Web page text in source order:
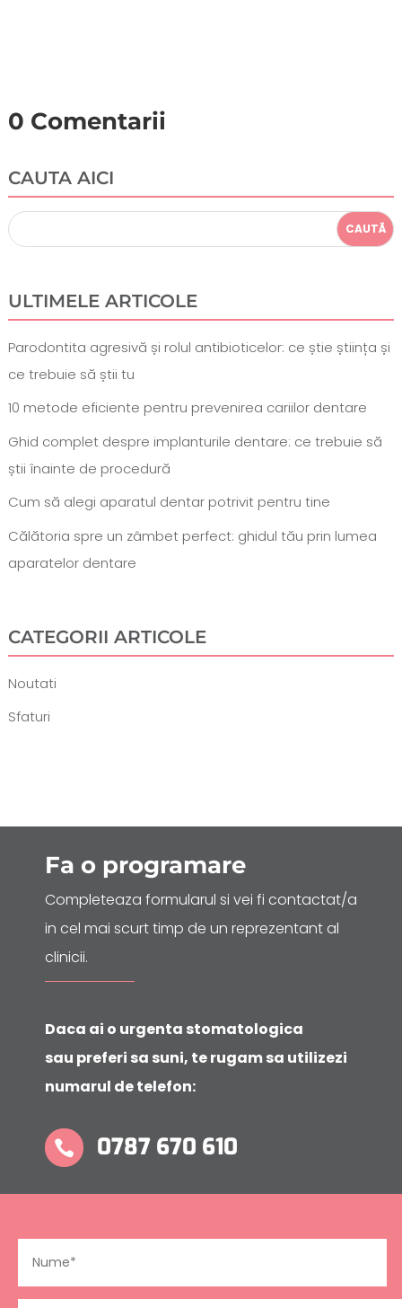
0 Comentarii
CAUTA AICI
ULTIMELE ARTICOLE
Parodontita agresivă și rolul antibioticelor: ce știe știința și
ce trebuie să știi tu
10 metode eficiente pentru prevenirea cariilor dentare
Ghid complet despre implanturile dentare: ce trebuie să
știi înainte de procedură
Cum să alegi aparatul dentar potrivit pentru tine
Călătoria spre un zâmbet perfect: ghidul tău prin lumea
aparatelor dentare
CATEGORII ARTICOLE
Noutati
Sfaturi
Fa o programare
Completeaza formularul si vei fi contactat/a
in cel mai scurt timp de un reprezentant al
clinicii.
Daca ai o urgenta stomatologica
sau preferi sa suni, te rugam sa utilizezi
numarul de telefon:
 0787 670 610